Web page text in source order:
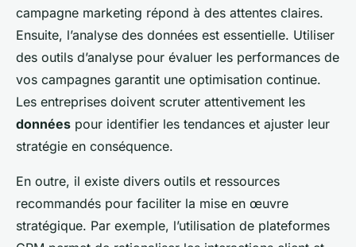
campagne marketing répond à des attentes claires.
Ensuite, l’analyse des données est essentielle. Utiliser
des outils d’analyse pour évaluer les performances de
vos campagnes garantit une optimisation continue.
Les entreprises doivent scruter attentivement les
données pour identifier les tendances et ajuster leur
stratégie en conséquence.
En outre, il existe divers outils et ressources
recommandés pour faciliter la mise en œuvre
stratégique. Par exemple, l’utilisation de plateformes